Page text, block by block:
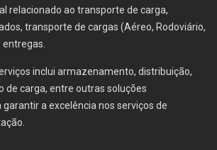
relacionado ao transporte de carga,
transporte de cargas (Aéreo, Rodoviário,
entregas.
inclui armazenamento, distribuição,
de carga, entre outras soluções
a excelência nos serviços de